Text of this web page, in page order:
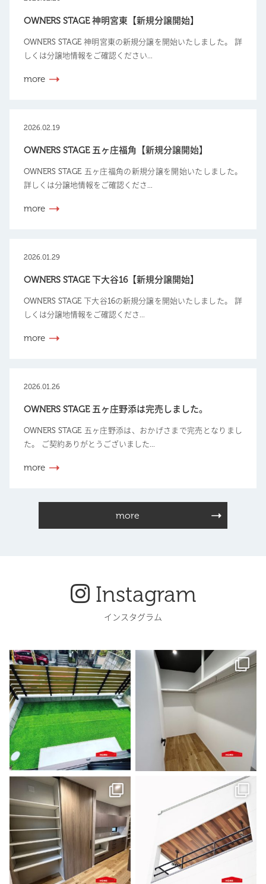
OWNERS STAGE 神明宮東【新規分譲開始】
OWNERS STAGE 神明宮東の新規分譲を開始いたしました。 詳
しくは分譲地情報をご確認ください...
more
2026.02.19
OWNERS STAGE 五ヶ庄福角【新規分譲開始】
OWNERS STAGE 五ヶ庄福角の新規分譲を開始いたしました。
詳しくは分譲地情報をご確認くださ...
more
2026.01.29
OWNERS STAGE 下大谷16【新規分譲開始】
OWNERS STAGE 下大谷16の新規分譲を開始いたしました。 詳
しくは分譲地情報をご確認くださ...
more
2026.01.26
OWNERS STAGE 五ヶ庄野添は完売しました。
OWNERS STAGE 五ヶ庄野添は、おかげさまで完売となりまし
た。 ご契約ありがとうございました...
more
more
Instagram
インスタグラム